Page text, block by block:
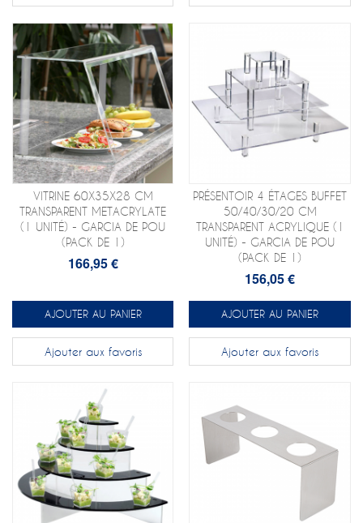
VITRINE 60X35X28 CM
TRANSPARENT METACRYLATE
(1 UNITÉ) - GARCIA DE POU
(PACK DE 1)
166,95 €
AJOUTER AU PANIER
Ajouter aux favoris
PRÉSENTOIR 4 ÉTAGES BUFFET
50/40/30/20 CM
TRANSPARENT ACRYLIQUE (1
UNITÉ) - GARCIA DE POU
(PACK DE 1)
156,05 €
AJOUTER AU PANIER
Ajouter aux favoris